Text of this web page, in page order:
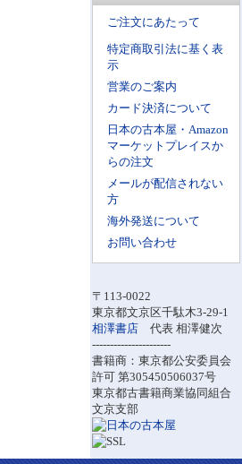
ご注文にあたって
特定商取引法に基く表
示
営業のご案内
カード決済について
日本の古本屋・Amazon
マーケットプレイスか
らの注文
メールが配信されない
方
海外発送について
お問い合わせ
〒113-0022
東京都文京区千駄木3-29-1
相澤書店 代表 相澤健次
----------------------
書籍商：東京都公安委員会
許可 第305450506037号
東京都古書籍商業協同組合
文京支部